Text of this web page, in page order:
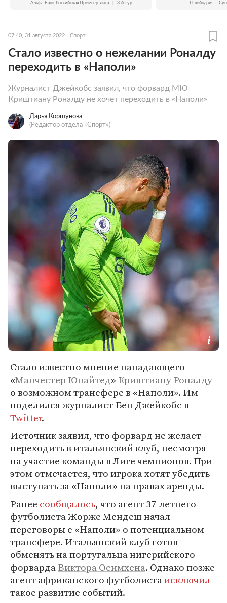
Альфа-Банк Российская Премьер-лига 3-й тур Швейцария —
07:40, 31 августа 2022 Спорт
Стало известно о нежелании Роналду
переходить в «Наполи»
Журналист Джейкобс заявил, что форвард МЮ
Криштиану Роналду не хочет переходить в «Наполи»
Дарья Коршунова
(Редактор отдела «Спорт»)
Стало известно мнение нападающего
«Манчестер Юнайтед» Криштиану Роналду
о возможном трансфере в «Наполи». Им
поделился журналист Бен Джейкобс в
Twitter.
Источник заявил, что форвард не желает
переходить в итальянский клуб, несмотря
на участие команды в Лиге чемпионов. При
этом отмечается, что игрока хотят убедить
выступать за «Наполи» на правах аренды.
Ранее сообщалось, что агент 37-летнего
футболиста Жорже Мендеш начал
переговоры с «Наполи» о потенциальном
трансфере. Итальянский клуб готов
обменять на португальца нигерийского
форвардаВиктора Осимхена. Однако позже
агент африканского футболистаисключил
такое развитие событий.